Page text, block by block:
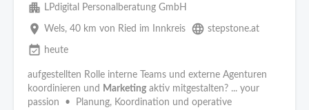
apartment LPdigital Personalberatung GmbH
place Wels, 40 km von Ried im Innkreis language stepstone.at
event_available heute
aufgestellten Rolle interne Teams und externe Agenturen
koordinieren und Marketing aktiv mitgestalten? ... your
passion • Planung, Koordination und operative